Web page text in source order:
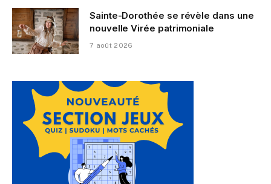
Sainte-Dorothée se révèle dans une
nouvelle Virée patrimoniale
7 août 2026